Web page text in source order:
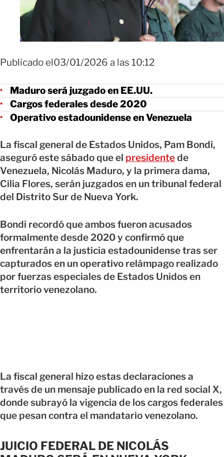
Publicado el03/01/2026 a las 10:12
Maduro será juzgado en EE.UU.
Cargos federales desde 2020
Operativo estadounidense en Venezuela
La fiscal general de Estados Unidos, Pam Bondi,
aseguró este sábado que el presidentede
Venezuela, Nicolás Maduro, y la primera dama,
Cilia Flores, serán juzgados en un tribunal federal
del Distrito Sur de Nueva York.
Bondi recordó que ambos fueron acusados
formalmente desde 2020 y confirmó que
enfrentarán a la justicia estadounidense tras ser
capturados en un operativo relámpago realizado
por fuerzas especiales de Estados Unidos en
territorio venezolano.
La fiscal general hizo estas declaraciones a
través de un mensaje publicado en la red social X,
donde subrayó la vigencia de los cargos federales
que pesan contra el mandatario venezolano.
JUICIO FEDERAL DE NICOLÁS